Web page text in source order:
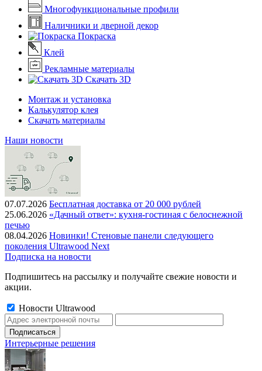
Многофункциональные профили
Наличники и дверной декор
Покраска
Клей
Рекламные материалы
Скачать 3D
Монтаж и установка
Калькулятор клея
Скачать материалы
Наши новости
07.07.2026 Бесплатная доставка от 20 000 рублей
25.06.2026 «Дачный ответ»: кухня-гостиная с белоснежной
печью
08.04.2026 Новинки! Стеновые панели следующего
поколения Ultrawood Next
Подписка на новости
Подпишитесь на рассылку и получайте свежие новости и
акции.
Новости Ultrawood
Интерьерные решения